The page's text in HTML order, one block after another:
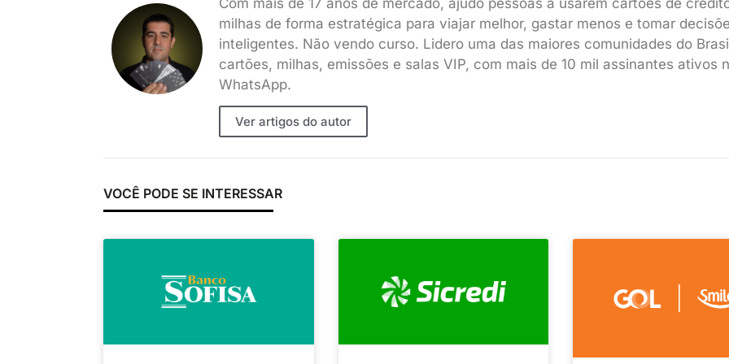
milhas de forma estratégica para viajar melhor, gastar menos e tomar
inteligentes. Não vendo curso. Lidero uma das maiores comunidades do
cartões, milhas, emissões e salas VIP, com mais de 10 mil assinantes ativos
WhatsApp.
Ver artigos do autor
VOCÊ PODE SE INTERESSAR